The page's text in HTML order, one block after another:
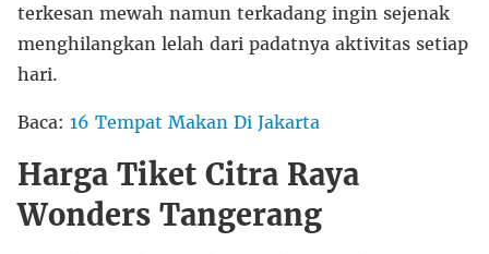
terkesan mewah namun terkadang ingin sejenak
menghilangkan lelah dari padatnya aktivitas setiap
hari.
Baca: 16 Tempat Makan Di Jakarta
Harga Tiket Citra Raya
Wonders Tangerang